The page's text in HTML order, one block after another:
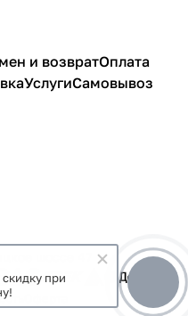
и возвратОплата
УслугиСамовывоз
шоссе 47
при